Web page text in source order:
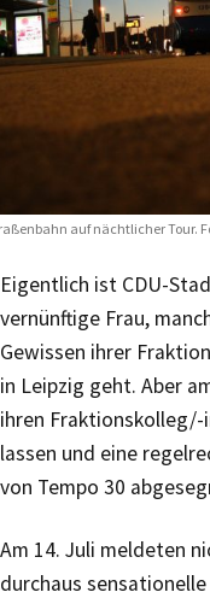
auf nächtlicher Tour.
Eigentlich ist CDU-
vernünftige Frau,
Gewissen ihrer
in Leipzig geht. Aber
ihren Fraktionskolleg/-
lassen und eine
von Tempo 30
Am 14. Juli meldeten
durchaus